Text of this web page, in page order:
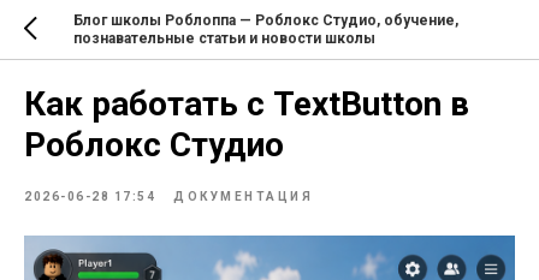
Блог школы Роблоппа — Роблокс Студио, обучение,
познавательные статьи и новости школы
Как работать с TextButton в
Роблокс Студио
2026-06-28 17:54 ДОКУМЕНТАЦИЯ